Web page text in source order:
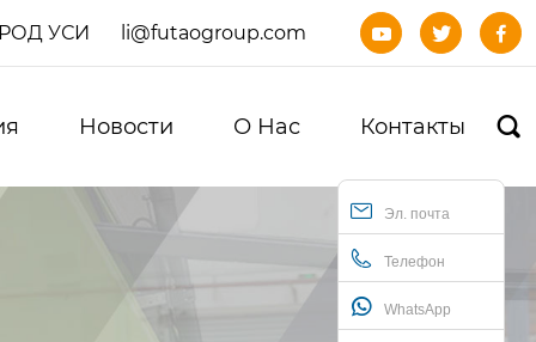
УСИ li@futaogroup.com   
Новости О Нас Контакты 
Эл. почта
Телефон
WhatsApp